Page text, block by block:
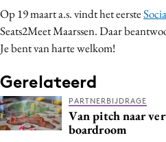
Op 19 maart a.s. vindt het eerste
Seats2Meet Maarssen. Daar
Je bent van harte welkom!
Gerelateerd
PARTNERBIJDRAGE
Van pitch naar
boardroom